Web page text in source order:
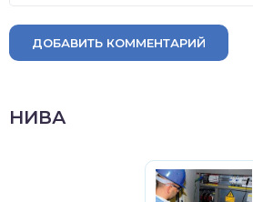
ДОБАВИТЬ КОММЕНТАРИЙ
НИВА